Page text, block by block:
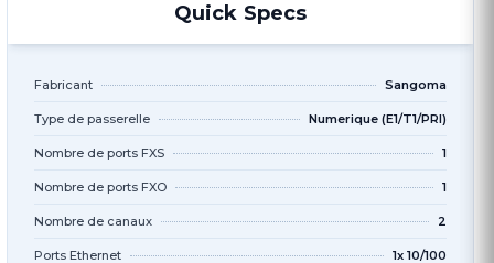
Quick Specs
Fabricant Sangoma
Type de passerelle Numerique (E1/T1/PRI)
Nombre de ports FXS 1
Nombre de ports FXO 1
Nombre de canaux 2
Ports Ethernet 1x 10/100